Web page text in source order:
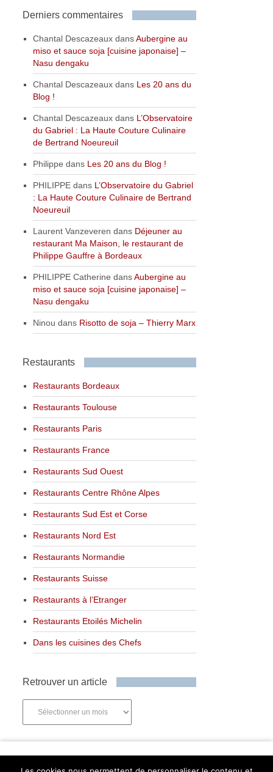
Derniers commentaires
Chantal Descazeaux dansAubergine au
miso et sauce soja [cuisine japonaise] –
Nasu dengaku
Chantal Descazeaux dans Les 20 ans du
Blog !
Chantal Descazeaux dans L’Observatoire
du Gabriel : La Haute Couture Culinaire
de Bertrand Noeureuil
Philippe dans Les 20 ans du Blog !
PHILIPPE dans L’Observatoire du Gabriel
: La Haute Couture Culinaire de Bertrand
Noeureuil
Laurent Vanzeveren dans Déjeuner au
restaurant Ma Maison, le restaurant de
Philippe Gauffre à Bordeaux
PHILIPPE Catherine dansAubergine au
miso et sauce soja [cuisine japonaise] –
Nasu dengaku
Ninou dans Risotto de soja – Thierry Marx
Restaurants
Restaurants Bordeaux
Restaurants Toulouse
Restaurants Paris
Restaurants France
Restaurants Sud Ouest
Restaurants Centre Rhône Alpes
Restaurants Sud Est et Corse
Restaurants Nord Est
Restaurants Normandie
Restaurants Suisse
Restaurants à l’Etranger
Restaurants Etoilés Michelin
Dans les cuisines des Chefs
Retrouver un article